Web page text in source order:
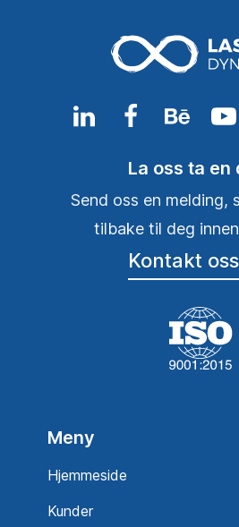
La oss ta en
Send oss en melding,
tilbake til deg
Kontakt oss
Meny
Hjemmeside
Kunder